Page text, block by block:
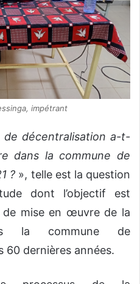
impétrant
de décentralisation a-t-
dans la commune de
? », telle est la question
dont l’objectif est
de mise en œuvre de la
la commune de
60 dernières années.